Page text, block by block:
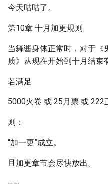
今天咕咕了。
第10章 十月加更规则
当舞酱身体正常时，对于《
质》从现在开始到十月结束
若满足
5000火卷 或 25月票 或
则：
“加一更”成立。
且加更章节会尽快放出。
——